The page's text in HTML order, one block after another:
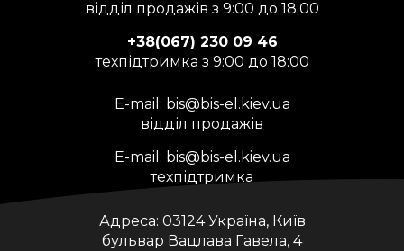
відділ продажів з 9:00 до 18:00
+38(067) 230 09 46
техпідтримка з 9:00 до 18:00
E-mail: bis@bis-el.kiev.ua
відділ продажів
E-mail: bis@bis-el.kiev.ua
техпідтримка
Адреса: 03124 Україна, Київ
бульвар Вацлава Гавела, 4